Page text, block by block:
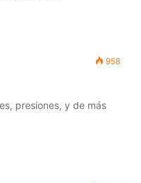
958
presiones, y de más